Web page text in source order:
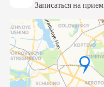
Записаться на прием